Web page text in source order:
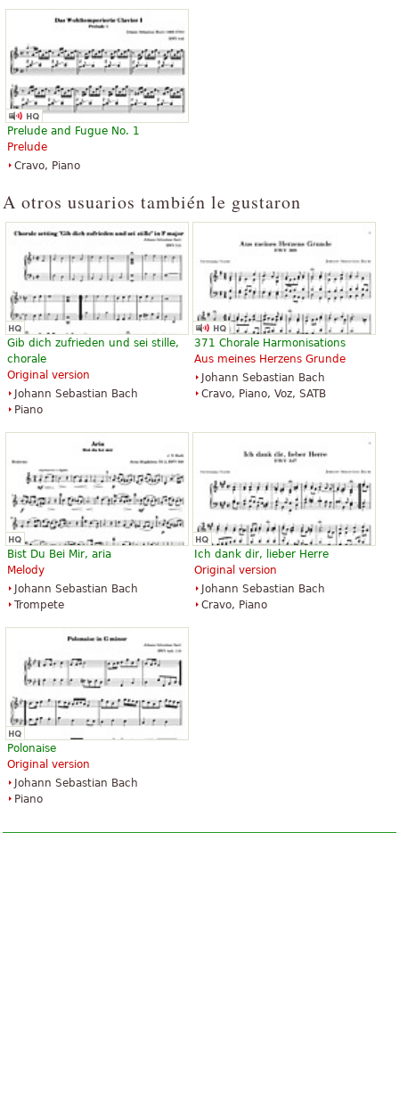
Prelude and Fugue No. 1
Prelude
Cravo, Piano
A otros usuarios también le gustaron
Gib dich zufrieden und sei stille,
chorale
Original version
Johann Sebastian Bach
Piano
371 Chorale Harmonisations
Aus meines Herzens Grunde
Johann Sebastian Bach
Cravo, Piano, Voz, SATB
Bist Du Bei Mir, aria
Melody
Johann Sebastian Bach
Trompete
Ich dank dir, lieber Herre
Original version
Johann Sebastian Bach
Cravo, Piano
Polonaise
Original version
Johann Sebastian Bach
Piano